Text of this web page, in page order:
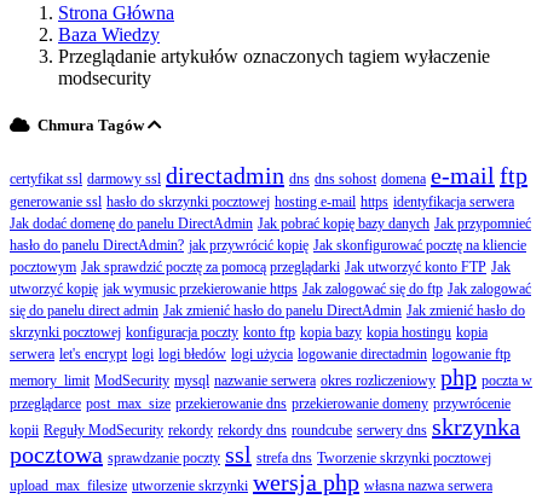
Strona Główna
Baza Wiedzy
Przeglądanie artykułów oznaczonych tagiem wyłaczenie
modsecurity
Chmura Tagów
certyfikat ssl darmowy ssl directadmin dns dns sohost domena e-mail ftp
generowanie ssl hasło do skrzynki pocztowej hosting e-mail https identyfikacja serwera
Jak dodać domenę do panelu DirectAdmin Jak pobrać kopię bazy danych Jak przypomnieć
hasło do panelu DirectAdmin? jak przywrócić kopię Jak skonfigurować pocztę na kliencie
pocztowym Jak sprawdzić pocztę za pomocą przeglądarki Jak utworzyć konto FTP Jak
utworzyć kopię jak wymusic przekierowanie https Jak zalogować się do ftp Jak zalogować
się do panelu direct admin Jak zmienić hasło do panelu DirectAdmin Jak zmienić hasło do
skrzynki pocztowej konfiguracja poczty konto ftp kopia bazy kopia hostingu kopia
serwera let's encrypt logi logi błedów logi użycia logowanie directadmin logowanie ftp
memory_limit ModSecurity mysql nazwanie serwera okres rozliczeniowy php poczta w
przeglądarce post_max_size przekierowanie dns przekierowanie domeny przywrócenie
kopii Reguły ModSecurity rekordy rekordy dns roundcube serwery dns skrzynka
pocztowa sprawdzanie poczty ssl strefa dns Tworzenie skrzynki pocztowej
upload_max_filesize utworzenie skrzynki wersja php własna nazwa serwera